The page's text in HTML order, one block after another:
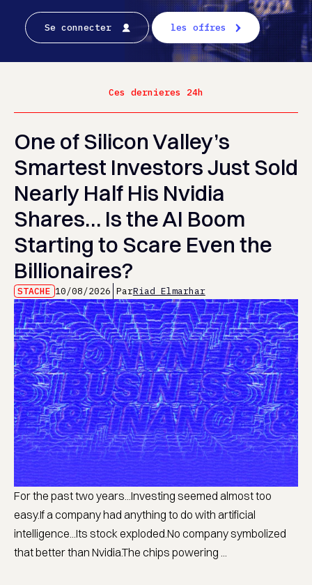
Se connecter les offres
Ces dernieres 24h
One of Silicon Valley’s
Smartest Investors Just Sold
Nearly Half His Nvidia
Shares… Is the AI Boom
Starting to Scare Even the
Billionaires?
STACHE 10/08/2026 ParRiad Elmarhar
For the past two years...Investing seemed almost too
easy.If a company had anything to do with artificial
intelligence...Its stock exploded.No company symbolized
that better than Nvidia.The chips powering ...